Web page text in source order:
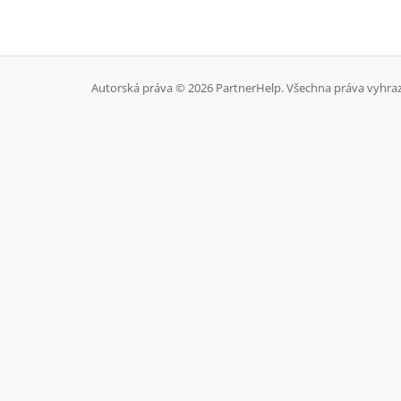
Autorská práva © 2026 PartnerHelp. Všechna práva